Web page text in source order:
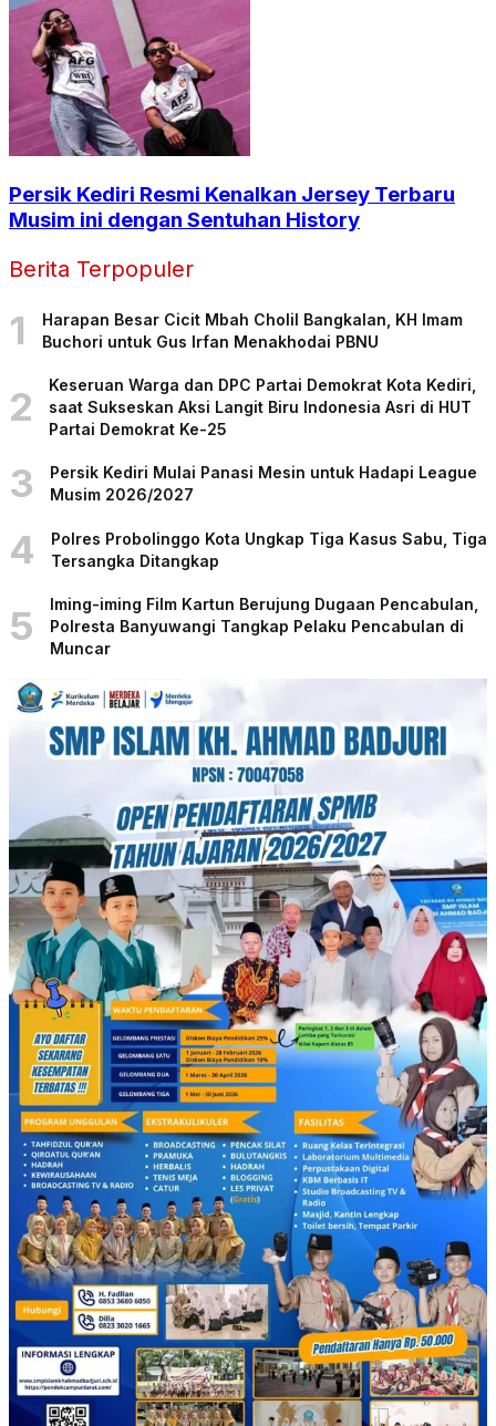
Persik Kediri Resmi Kenalkan Jersey Terbaru
Musim ini dengan Sentuhan History
Berita Terpopuler
1
Harapan Besar Cicit Mbah Cholil Bangkalan, KH Imam
Buchori untuk Gus Irfan Menakhodai PBNU
2
Keseruan Warga dan DPC Partai Demokrat Kota Kediri,
saat Sukseskan Aksi Langit Biru Indonesia Asri di HUT
Partai Demokrat Ke-25
3
Persik Kediri Mulai Panasi Mesin untuk Hadapi League
Musim 2026/2027
4
Polres Probolinggo Kota Ungkap Tiga Kasus Sabu, Tiga
Tersangka Ditangkap
5
Iming-iming Film Kartun Berujung Dugaan Pencabulan,
Polresta Banyuwangi Tangkap Pelaku Pencabulan di
Muncar